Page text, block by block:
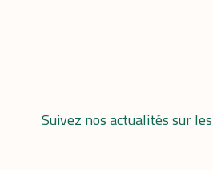
Suivez nos actualités sur